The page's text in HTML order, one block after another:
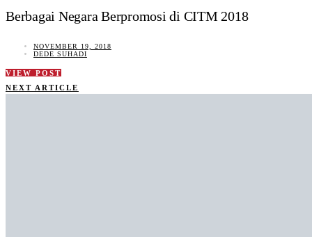
Berbagai Negara Berpromosi di CITM 2018
NOVEMBER 19, 2018
DEDE SUHADI
VIEW POST
NEXT ARTICLE